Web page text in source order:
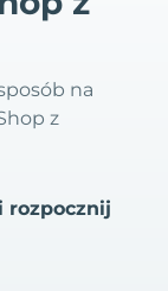
na
z
rozpocznij